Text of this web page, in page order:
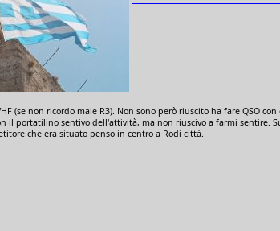
(se non ricordo male R3). Non sono però riuscito ha fare QSO
il portatilino sentivo dell'attività, ma non riuscivo a farmi sentire.
che era situato penso in centro a Rodi città.